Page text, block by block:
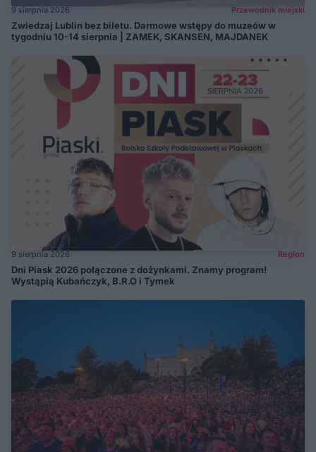
9 sierpnia 2026 Przewodnik miejski
Zwiedzaj Lublin bez biletu. Darmowe wstępy do muzeów w
tygodniu 10-14 sierpnia | ZAMEK, SKANSEN, MAJDANEK
9 sierpnia 2026 Region
Dni Piask 2026 połączone z dożynkami. Znamy program!
Wystąpią Kubańczyk, B.R.O i Tymek